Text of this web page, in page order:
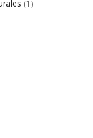
(1)